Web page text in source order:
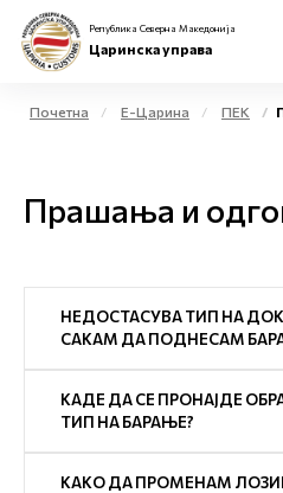
Физички лица
Бизнис заедница
Е-Царина
Медиа центар
Република Северна Македонија
Царинска управа
Почетна Е-Царина ПЕК
Прашања и
НЕДОСТАСУВА ТИП НА
САКАМ ДА ПОДНЕСАМ
КАДЕ ДА СЕ ПРОНАЈДЕ
ТИП НА БАРАЊЕ?
КАКО ДА ПРОМЕНАМ